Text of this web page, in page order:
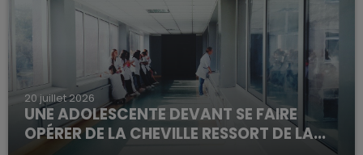
20 juillet 2026
UNE ADOLESCENTE DEVANT SE FAIRE
OPÉRER DE LA CHEVILLE RESSORT DE LA...